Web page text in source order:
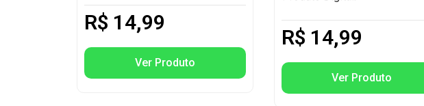
R$ 14,99
Ver Produto
R$ 14,99
Ver Produto